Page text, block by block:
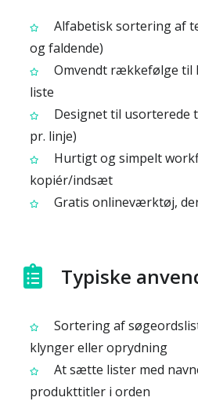
Alfabetisk sortering af
og faldende)
Omvendt rækkefølge til
liste
Designet til usorterede
pr. linje)
Hurtigt og simpelt
kopiér/indsæt
Gratis onlineværktøj,
Typiske
Sortering af
klynger eller oprydning
At sætte lister med
produkttitler i orden